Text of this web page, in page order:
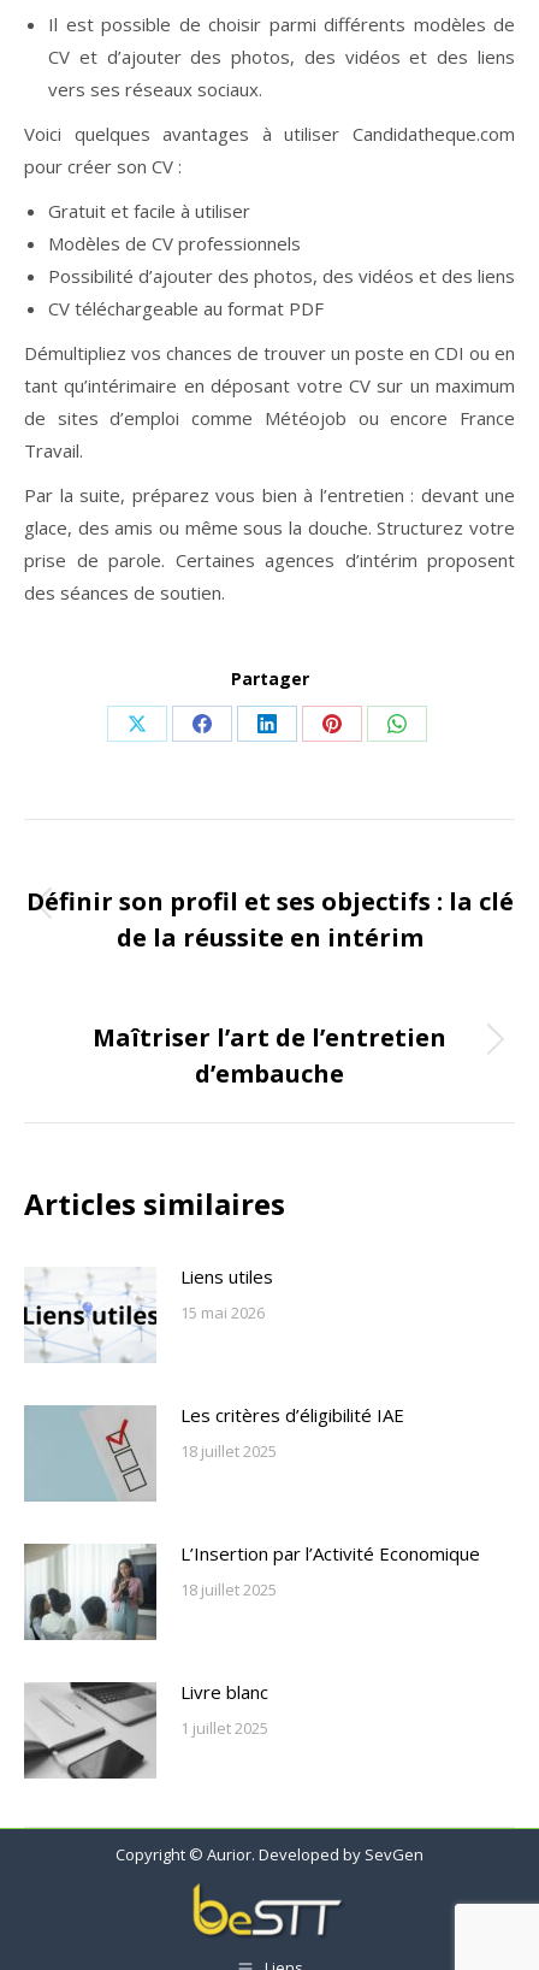
Il est possible de choisir parmi différents modèles de
CV et d’ajouter des photos, des vidéos et des liens
vers ses réseaux sociaux.
Voici quelques avantages à utiliser Candidatheque.com
pour créer son CV :
Gratuit et facile à utiliser
Modèles de CV professionnels
Possibilité d’ajouter des photos, des vidéos et des liens
CV téléchargeable au format PDF
Démultipliez vos chances de trouver un poste en CDI ou en
tant qu’intérimaire en déposant votre CV sur un maximum
de sites d’emploi comme Météojob ou encore France
Travail.
Par la suite, préparez vous bien à l’entretien : devant une
glace, des amis ou même sous la douche. Structurez votre
prise de parole. Certaines agences d’intérim proposent
des séances de soutien.
Partager
Share
X
Share
Facebook
Share
LinkedIn
Share
Pinterest
Share
WhatsApp
de
commentaire
Onglet
précédent
Définir son profil et ses objectifs : la clé
de la réussite en intérim
Onglet
suivant
Maîtriser l’art de l’entretien
d’embauche
Articles similaires
Liens utiles
15 mai 2026
Les critères d’éligibilité IAE
18 juillet 2025
L’Insertion par l’Activité Economique
18 juillet 2025
Livre blanc
1 juillet 2025
Copyright © Aurior. Developed by SevGen